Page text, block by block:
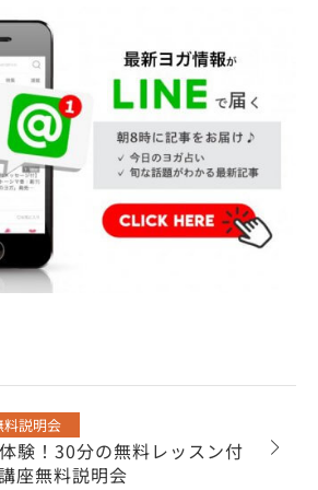
料説明会
験！30分の無料レッスン付
座無料説明会